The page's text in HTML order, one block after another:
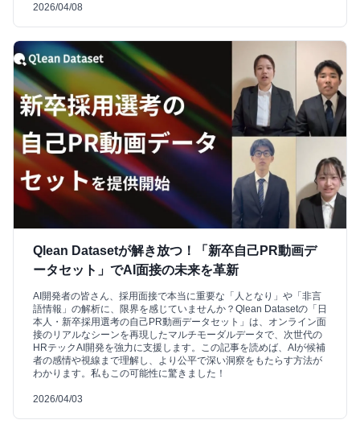
2026/04/08
Qlean Datasetが解き放つ！「新卒自己PR動画デ
ータセット」でAI面接の未来を革新
AI開発者の皆さん、採用面接で本当に重要な「人となり」や「非言
語情報」の解析に、限界を感じていませんか？Qlean Datasetの「日
本人・新卒採用選考の自己PR動画データセット」は、オンライン面
接のリアルなシーンを再現したマルチモーダルデータで、次世代の
HRテックAI開発を強力に支援します。この記事を読めば、AIが候補
者の感情や視線まで理解し、より公平で深い洞察をもたらす方法が
わかります。私もこの可能性に驚きました！
2026/04/03